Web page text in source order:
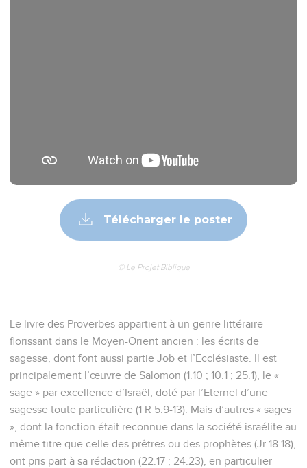
Télécharger le poster
© Le Projet Biblique
Le livre des Proverbes appartient à un genre littéraire
florissant dans le Moyen-Orient ancien : les écrits de
sagesse, dont font aussi partie Job et l’Ecclésiaste. Il est
principalement l’œuvre de Salomon (1.10 ; 10.1 ; 25.1), le «
sage » par excellence d’Israël, doté par l’Eternel d’une
sagesse toute particulière (1 R 5.9-13). Mais d’autres « sages
», dont la fonction était reconnue dans la société israélite au
même titre que celle des prêtres ou des prophètes (Jr 18.18),
ont pris part à sa rédaction (22.17 ; 24.23), en particulier